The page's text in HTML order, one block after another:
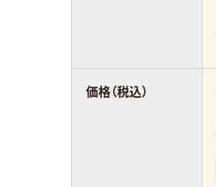
価格（税込）